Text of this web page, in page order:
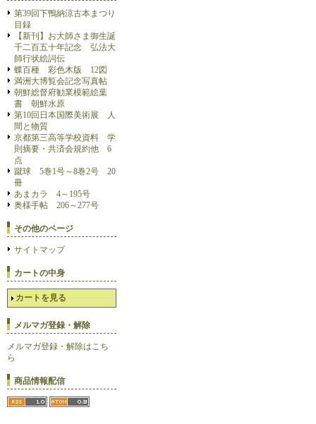
第39回下鴨納涼古本まつり
目録
【新刊】お大師さま御生誕
千二百五十年記念 弘法大
師行状絵詞伝
蝶百種 彩色木版 12図
満洲大博覧会記念写真帖
朝鮮総督府勧業模範絵葉
書 朝鮮水原
第10回日本国際美術展 人
間と物質
京都第三高等学校資料 学
則摘要・共済会規約他 6
点
蹴球 5巻1号～8巻2号 20
冊
あまカラ 4～195号
奥様手帖 206～277号
その他のページ
サイトマップ
カートの中身
カートを見る
メルマガ登録・解除
メルマガ登録・解除はこち
ら
商品情報配信